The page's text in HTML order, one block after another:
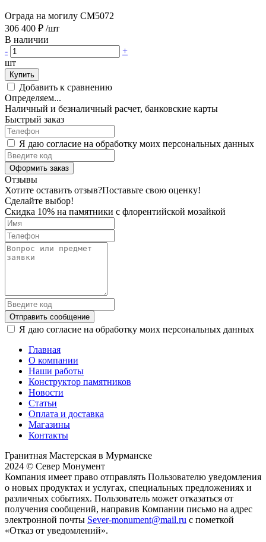
Ограда на могилу CM5072
306 400 ₽ /шт
В наличии
-
+
шт
Купить
Добавить к сравнению
Определяем...
Наличный и безналичный расчет, банковские карты
Быстрый заказ
Я даю согласие на обработку моих персональных данных
Оформить заказ
Отзывы
Хотите оставить отзыв?Поставьте свою оценку!
Сделайте выбор!
Скидка 10% на памятники с флорентийской мозайкой
Отправить сообщение
Я даю согласие на обработку моих персональных данных
Главная
О компании
Наши работы
Конструктор памятников
Новости
Статьи
Оплата и доставка
Магазины
Контакты
Гранитная Мастерская в Мурманске
2024 © Север Монумент
Компания имеет право отправлять Пользователю уведомления
о новых продуктах и услугах, специальных предложениях и
различных событиях. Пользователь может отказаться от
получения сообщений, направив Компании письмо на адрес
электронной почты Sever-monument@mail.ru с пометкой
«Отказ от уведомлений».